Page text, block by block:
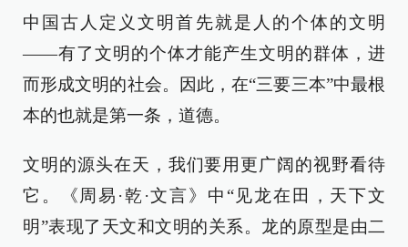
中国古人定义文明首先就是人的个体的文明
——有了文明的个体才能产生文明的群体，进
而形成文明的社会。因此，在“三要三本”中最根
本的也就是第一条，道德。
文明的源头在天，我们要用更广阔的视野看待
它。《周易·乾·文言》中“见龙在田，天下文
明”表现了天文和文明的关系。龙的原型是由二